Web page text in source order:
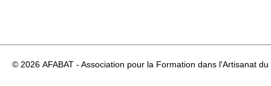
© 2026 AFABAT - Association pour la Formation dans l'Artisanat du